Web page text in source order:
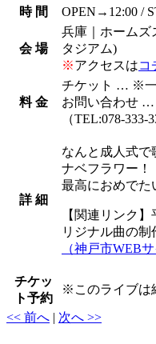
時 間 OPEN→12:00 /
会 場
兵庫｜ホームズ
タジアム)
※アクセスはコ
料 金
チケット … ※一
お問い合わせ …
（TEL:078-333-
詳 細
なんと成人式で
ナベフラワー！
最高におめでた
【関連リンク
リジナル曲の制
（神戸市WEBサ
チケッ
ト予約
※ このライブは
<< 前へ | 次へ >>